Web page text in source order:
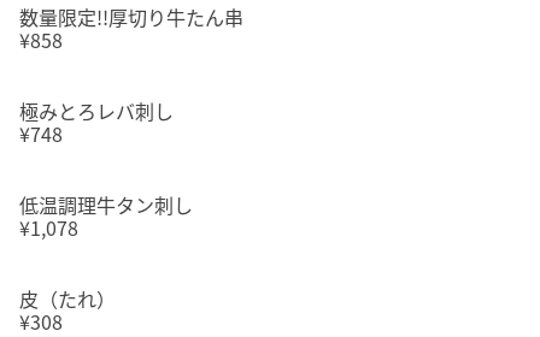
数量限定!!厚切り牛たん串
¥858
極みとろレバ刺し
¥748
低温調理牛タン刺し
¥1,078
皮（たれ）
¥308